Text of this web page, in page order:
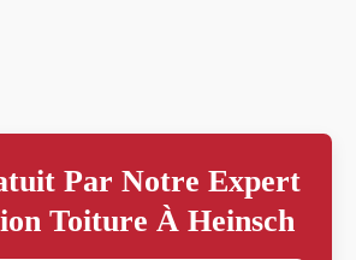
Par Notre Expert
Toiture À Heinsch